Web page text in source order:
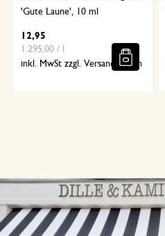
'Gute Laune', 10 ml
12,95
1.295,00 / l
inkl. MwSt zzgl. Versandkosten